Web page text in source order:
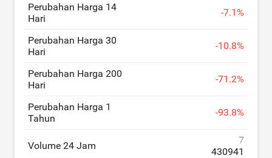
Perubahan Harga 14
Hari
-7.1%
Perubahan Harga 30
Hari
-10.8%
Perubahan Harga 200
Hari
-71.2%
Perubahan Harga 1
Tahun
-93.8%
Volume 24 Jam
7
430941